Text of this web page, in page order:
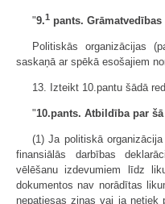
"9.1 pants.
Politiskās organizācijas
saskaņā ar spēkā esošajiem
13. Izteikt 10.pantu šādā
"10.pants. Atbildība par
(1) Ja politiskā
finansiālās darbības
vēlēšanu izdevumiem līdz
dokumentos nav norādītas
nepatiesas ziņas vai ja netiek